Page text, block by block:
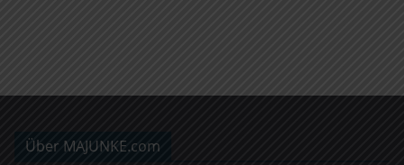
Über MAJUNKE.com